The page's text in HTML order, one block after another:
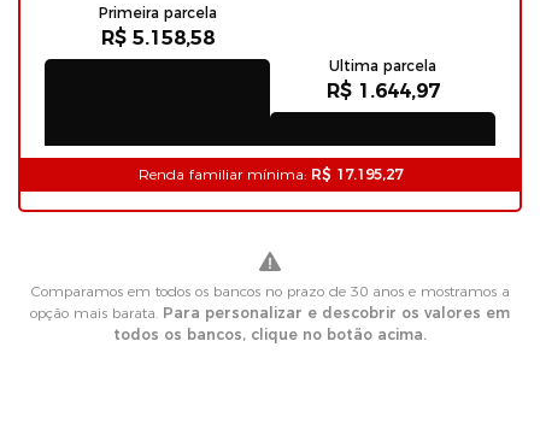
Primeira parcela
R$ 5.158,58
Ultima parcela
R$ 1.644,97
Renda familiar mínima: R$ 17.195,27
Comparamos em todos os bancos no prazo de 30 anos e mostramos a
opção mais barata. Para personalizar e descobrir os valores em
todos os bancos, clique no botão acima.